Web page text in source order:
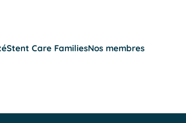
Stent Care FamiliesNos membres